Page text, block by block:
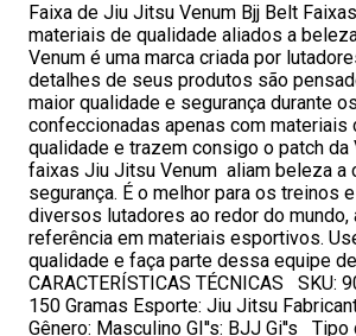
Faixa de Jiu Jitsu Venum Bjj Belt
materiais de qualidade aliados a
Venum é uma marca criada por
detalhes de seus produtos são
maior qualidade e segurança durante
confeccionadas apenas com materiais
qualidade e trazem consigo o patch da
faixas Jiu Jitsu Venum aliam beleza a
segurança. É o melhor para os treinos
diversos lutadores ao redor do mundo,
referência em materiais esportivos.
qualidade e faça parte dessa equipe
CARACTERÍSTICAS TÉCNICAS SKU:
150 Gramas Esporte: Jiu Jitsu
Gênero: Masculino GI''s: BJJ Gi''s Tipo